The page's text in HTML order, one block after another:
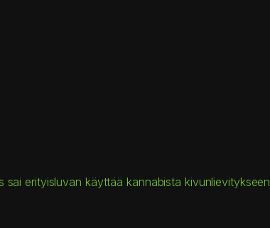
sai erityisluvan käyttää kannabista kivunlievitykseen